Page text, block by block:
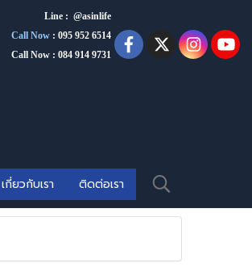
Line : @asinlife
Call Now : 095 952 6514
Call Now : 084 914 9731
เกี่ยวกับเรา ติดต่อเรา